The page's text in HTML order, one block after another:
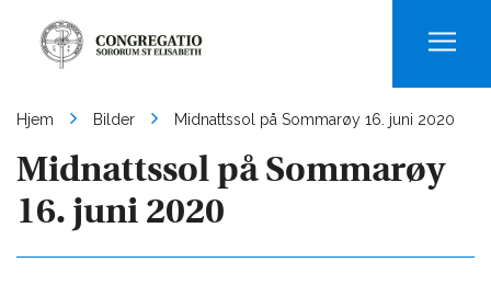
Hjem Bilder Midnattssol på Sommarøy 16. juni 2020
Midnattssol på Sommarøy
16. juni 2020